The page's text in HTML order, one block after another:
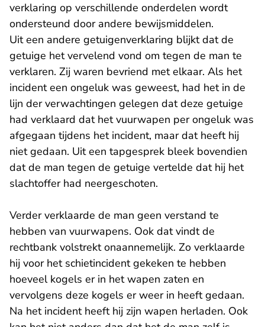
verklaring op verschillende onderdelen wordt
ondersteund door andere bewijsmiddelen.
Uit een andere getuigenverklaring blijkt dat de
getuige het vervelend vond om tegen de man te
verklaren. Zij waren bevriend met elkaar. Als het
incident een ongeluk was geweest, had het in de
lijn der verwachtingen gelegen dat deze getuige
had verklaard dat het vuurwapen per ongeluk was
afgegaan tijdens het incident, maar dat heeft hij
niet gedaan. Uit een tapgesprek bleek bovendien
dat de man tegen de getuige vertelde dat hij het
slachtoffer had neergeschoten.
Verder verklaarde de man geen verstand te
hebben van vuurwapens. Ook dat vindt de
rechtbank volstrekt onaannemelijk. Zo verklaarde
hij voor het schietincident gekeken te hebben
hoeveel kogels er in het wapen zaten en
vervolgens deze kogels er weer in heeft gedaan.
Na het incident heeft hij zijn wapen herladen. Ook